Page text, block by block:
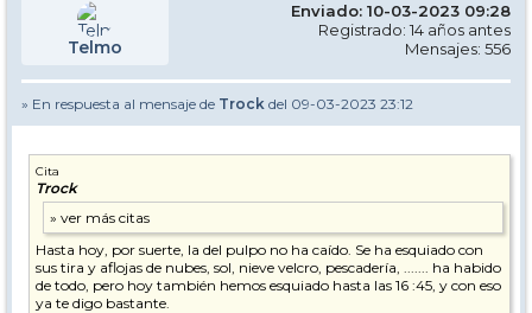
Telmo
Enviado: 10-03-2023 09:28
Registrado: 14 años antes
Mensajes: 556
» En respuesta al mensaje de Trock del 09-03-2023 23:12
Cita
Trock
Hasta hoy, por suerte, la del pulpo no ha caído. Se ha esquiado con
sus tira y aflojas de nubes, sol, nieve velcro, pescadería, ....... ha habido
de todo, pero hoy también hemos esquiado hasta las 16 :45, y con eso
ya te digo bastante.